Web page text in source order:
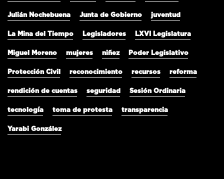
Julián Nochebuena Junta de Gobierno juventud
La Mina del Tiempo Legisladores LXVI Legislatura
Miguel Moreno mujeres niñez Poder Legislativo
Protección Civil reconocimiento recursos reforma
rendición de cuentas seguridad Sesión Ordinaria
tecnología toma de protesta transparencia
Yarabi González